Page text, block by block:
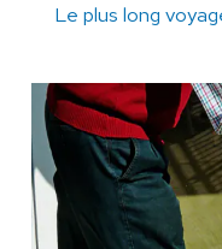
Le plus long